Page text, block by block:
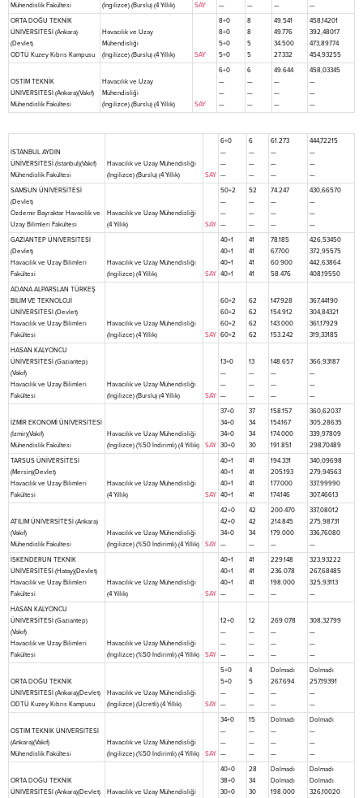
Mühendislik Fakültesi (İngilizce) (Burslu) (4 Yıllık) SAY — — — —
ORTA DOĞU TEKNİK
ÜNİVERSİTESİ (Ankara)
(Devlet)
ODTÜ Kuzey Kıbrıs Kampusu
Havacılık ve Uzay
Mühendisliği
(İngilizce) (Burslu) (4 Yıllık)
SAY
8+0
8+0
5+0
5+0
8
8
5
5
49.541
49.776
34.500
27.332
458,14201
392,48017
473,89774
454,93255
OSTİM TEKNİK
ÜNİVERSİTESİ (Ankara)(Vakıf)
Mühendislik Fakültesi
Havacılık ve Uzay
Mühendisliği
(İngilizce) (Burslu) (4 Yıllık)
SAY
6+0
—
—
—
6
—
—
—
49.644
—
—
—
458,03345
—
—
—
İSTANBUL AYDIN
ÜNİVERSİTESİ (İstanbul)(Vakıf)
Mühendislik Fakültesi
Havacılık ve Uzay Mühendisliği
(İngilizce) (Burslu) (4 Yıllık)
SAY
6+0
—
—
—
6
—
—
—
61.273
—
—
—
444,72215
—
—
—
SAMSUN ÜNİVERSİTESİ
(Devlet)
Özdemir Bayraktar Havacılık ve
Uzay Bilimleri Fakültesi
Havacılık ve Uzay Mühendisliği
(4 Yıllık)
SAY
50+2
—
—
—
52
—
—
—
74.247
—
—
—
430,66570
—
—
—
GAZİANTEP ÜNİVERSİTESİ
(Devlet)
Havacılık ve Uzay Bilimleri
Fakültesi
Havacılık ve Uzay Mühendisliği
(İngilizce) (4 Yıllık)
SAY
40+1
40+1
40+1
40+1
41
41
41
41
78.185
67.700
60.900
58.476
426,53450
372,95575
442,63864
408,19550
ADANA ALPARSLAN TÜRKEŞ
BİLİM VE TEKNOLOJİ
ÜNİVERSİTESİ (Devlet)
Havacılık ve Uzay Bilimleri
Fakültesi
Havacılık ve Uzay Mühendisliği
(İngilizce) (4 Yıllık)
SAY
60+2
60+2
60+2
60+2
62
62
62
62
147.928
154.912
143.000
153.242
367,44190
304,84321
361,17929
319,33185
HASAN KALYONCU
ÜNİVERSİTESİ (Gaziantep)
(Vakıf)
Havacılık ve Uzay Bilimleri
Fakültesi
Havacılık ve Uzay Mühendisliği
(İngilizce) (Burslu) (4 Yıllık)
SAY
13+0
—
—
—
13
—
—
—
148.657
—
—
—
366,93187
—
—
—
İZMİR EKONOMİ ÜNİVERSİTESİ
(İzmir)(Vakıf)
Mühendislik Fakültesi
Havacılık ve Uzay Mühendisliği
(İngilizce) (%50 İndirimli) (4 Yıllık)
SAY
37+0
34+0
34+0
30+0
37
34
34
30
158.157
154.167
174.000
191.851
360,62037
305,28635
339,97809
298,70489
TARSUS ÜNİVERSİTESİ
(Mersin)(Devlet)
Havacılık ve Uzay Bilimleri
Fakültesi
Havacılık ve Uzay Mühendisliği
(4 Yıllık)
SAY
40+1
40+1
40+1
40+1
41
41
41
41
194.331
205.193
177.000
174.146
340,09698
279,94563
337,99990
307,46613
ATILIM ÜNİVERSİTESİ (Ankara)
(Vakıf)
Mühendislik Fakültesi
Havacılık ve Uzay Mühendisliği
(İngilizce) (%50 İndirimli) (4 Yıllık)
SAY
42+0
42+0
34+0
—
42
42
34
—
200.470
214.845
179.000
—
337,08012
275,98731
336,76080
—
İSKENDERUN TEKNİK
ÜNİVERSİTESİ (Hatay)(Devlet)
Havacılık ve Uzay Bilimleri
Fakültesi
Havacılık ve Uzay Mühendisliği
(4 Yıllık)
SAY
40+1
40+1
40+1
—
41
41
41
—
229.148
236.078
198.000
—
323,93222
267,68485
325,93113
—
HASAN KALYONCU
ÜNİVERSİTESİ (Gaziantep)
(Vakıf)
Havacılık ve Uzay Bilimleri
Fakültesi
Havacılık ve Uzay Mühendisliği
(İngilizce) (%50 İndirimli) (4 Yıllık)
SAY
12+0
—
—
—
12
—
—
—
269.078
—
—
—
308,32799
—
—
—
ORTA DOĞU TEKNİK
ÜNİVERSİTESİ (Ankara)(Devlet)
ODTÜ Kuzey Kıbrıs Kampusu
Havacılık ve Uzay Mühendisliği
(İngilizce) (Ücretli) (4 Yıllık)
SAY
5+0
5+0
—
—
4
5
—
—
Dolmadı
267.694
—
—
Dolmadı
257,19391
—
—
OSTİM TEKNİK ÜNİVERSİTESİ
(Ankara)(Vakıf)
Mühendislik Fakültesi
Havacılık ve Uzay Mühendisliği
(İngilizce) (%50 İndirimli) (4 Yıllık)
SAY
34+0
—
—
—
15
—
—
—
Dolmadı
—
—
—
Dolmadı
—
—
—
ORTA DOĞU TEKNİK
ÜNİVERSİTESİ (Ankara)(Devlet)
Havacılık ve Uzay Mühendisliği
40+0
38+0
30+0
28
34
30
Dolmadı
Dolmadı
198.000
Dolmadı
Dolmadı
326,10020